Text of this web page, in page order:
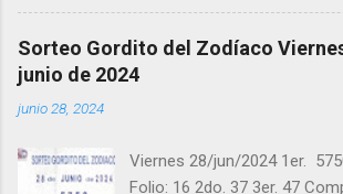
instagram.com/
@balotas y Facebook:
Pruebe su suerte en las
"Buena Suerte" para el
Sorteo Gordito del Zodíaco
junio de 2024
junio 28, 2024
Viernes 28/jun/2024 1er.
Folio: 16 2do. 37 3er. 47